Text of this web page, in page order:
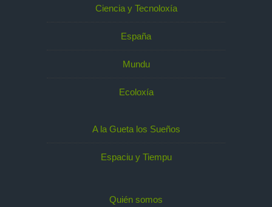
Ciencia y Tecnoloxía
España
Mundu
Ecoloxía
A la Gueta los Sueños
Espaciu y Tiempu
Quién somos